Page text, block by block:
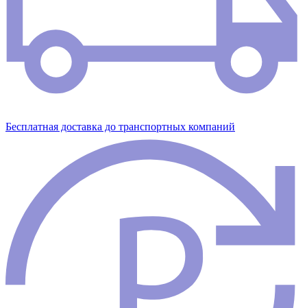
Бесплатная доставка до транспортных компаний